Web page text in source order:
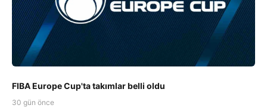
FIBA Europe Cup'ta takımlar belli oldu
30 gün önce